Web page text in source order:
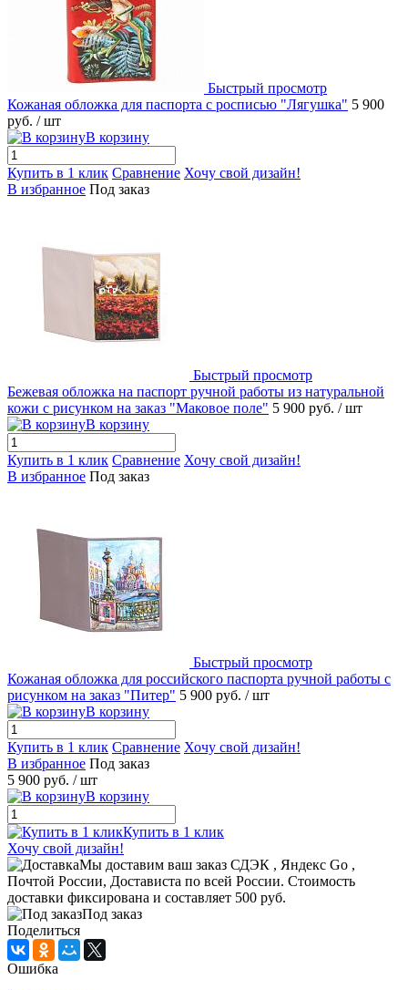
Быстрый просмотр
Кожаная обложка для паспорта с росписью "Лягушка" 5 900
руб. / шт
В корзину
Купить в 1 клик Сравнение Хочу свой дизайн!
В избранное Под заказ
Быстрый просмотр
Бежевая обложка на паспорт ручной работы из натуральной
кожи с рисунком на заказ "Маковое поле" 5 900 руб. / шт
В корзину
Купить в 1 клик Сравнение Хочу свой дизайн!
В избранное Под заказ
Быстрый просмотр
Кожаная обложка для российского паспорта ручной работы с
рисунком на заказ "Питер" 5 900 руб. / шт
В корзину
Купить в 1 клик Сравнение Хочу свой дизайн!
В избранное Под заказ
5 900 руб. / шт
В корзину
Купить в 1 клик
Хочу свой дизайн!
Мы доставим ваш заказ СДЭК , Яндекс Go ,
Почтой России, Достависта по всей России. Стоимость
доставки фиксирована и составляет 500 руб.
Под заказ
Поделиться
Ошибка